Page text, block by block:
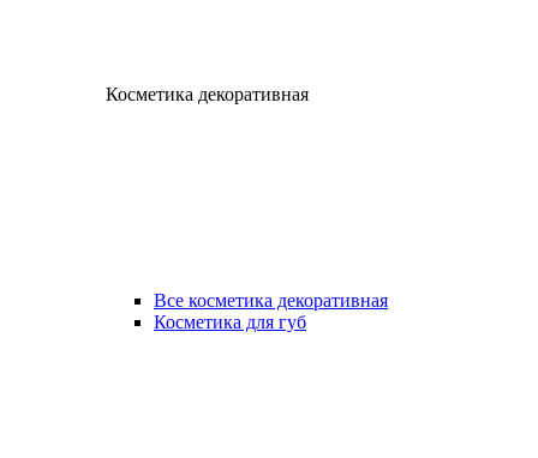
Косметика декоративная
Все косметика декоративная
Косметика для губ